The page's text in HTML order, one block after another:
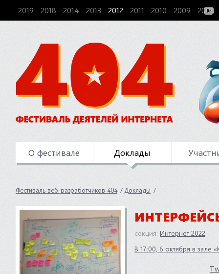
2019 2018 2014 2013 2012 2011 2010 2009 2008
О фестивале Доклады
Фестиваль веб-разработчиков 404 Доклады
секция: Интернет 2022
В 17:00, 6 октября в зале